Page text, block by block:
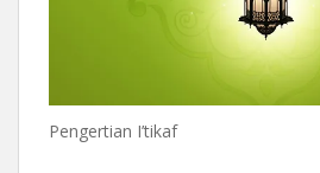
Pengertian I’tikaf